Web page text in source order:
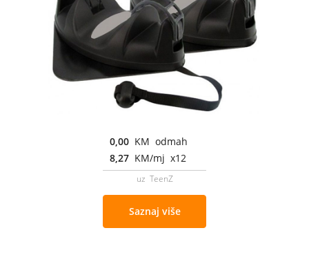
0,00 KM odmah
8,27 KM/mj x12
uz TeenZ
Saznaj više